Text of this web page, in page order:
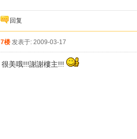
回复
7楼 发表于: 2009-03-17
很美哦!!!謝謝樓主!!!